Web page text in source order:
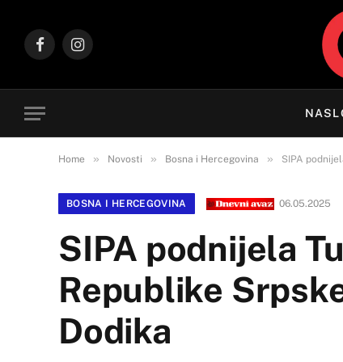
FacebookInstagram
Home » Novosti » Bosna i Hercegovina » SIPA
BOSNA I HERCEGOVINA 06.05.2025
SIPA podnijela
Republike
Dodika